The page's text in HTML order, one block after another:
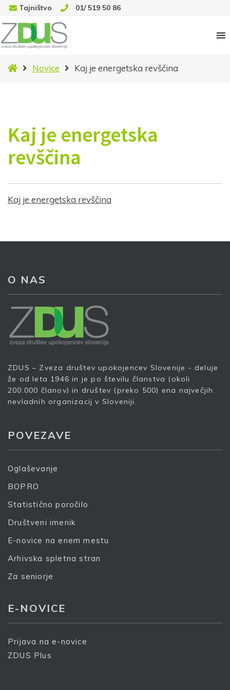
Tajništvo 01/ 519 50 86
DomovNovice Kaj je energetska revščina
Kaj je energetska
revščina
Kaj je energetska revščina
O NAS
ZDUS – Zveza društev upokojencev Slovenije - deluje
že od leta 1946 in je po številu članstva (okoli
200.000 članov) in društev (preko 500) ena največjih
nevladnih organizacij v Sloveniji.
POVEZAVE
Oglaševanje
BOPRO
Statistično poročilo
Društveni imenik
E-novice na enem mestu
Arhivska spletna stran
Za seniorje
E-NOVICE
Prijava na e-novice
ZDUS Plus
Prijava na e-novice
S prijavo dovoljujem, da podjetje ZDUS moje osebne
Prijava